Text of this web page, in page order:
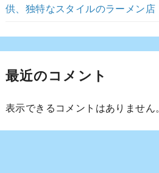
供、独特なスタイルのラーメン店
最近のコメント
表示できるコメントはありません。